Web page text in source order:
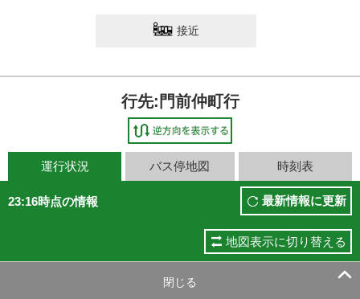
接近
行先:門前仲町行
運行状況 バス停地図 時刻表
23:16時点の情報 最新情報に更新
地図表示に切り替える
閉じる 